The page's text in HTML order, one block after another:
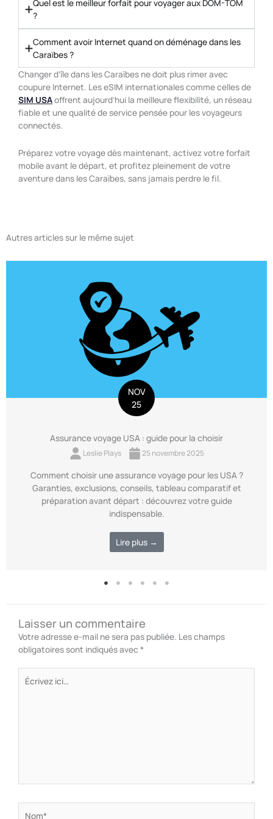
Quel est le meilleur forfait pour voyager aux DOM-TOM
?
Comment avoir Internet quand on déménage dans les
Caraïbes ?
Changer d’île dans les Caraïbes ne doit plus rimer avec
coupure Internet. Les eSIM internationales comme celles de
SIM USAoffrent aujourd’hui la meilleure flexibilité, un réseau
fiable et une qualité de service pensée pour les voyageurs
connectés.
Préparez votre voyage dès maintenant, activez votre forfait
mobile avant le départ, et profitez pleinement de votre
aventure dans les Caraïbes, sans jamais perdre le fil.
Autres articles sur le même sujet
NOV
25
Assurance voyage USA : guide pour la choisir
Leslie Plays 25 novembre 2025
Comment choisir une assurance voyage pour les USA ?
Garanties, exclusions, conseils, tableau comparatif et
préparation avant départ : découvrez votre guide
indispensable.
Lire plus →
Laisser un commentaire
Votre adresse e-mail ne sera pas publiée. Les champs
obligatoires sont indiqués avec *
Écrivez
ici…